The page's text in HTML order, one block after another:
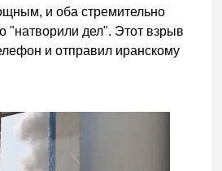
и оба стремительно
"натворили дел". Этот взрыв
и отправил иранскому